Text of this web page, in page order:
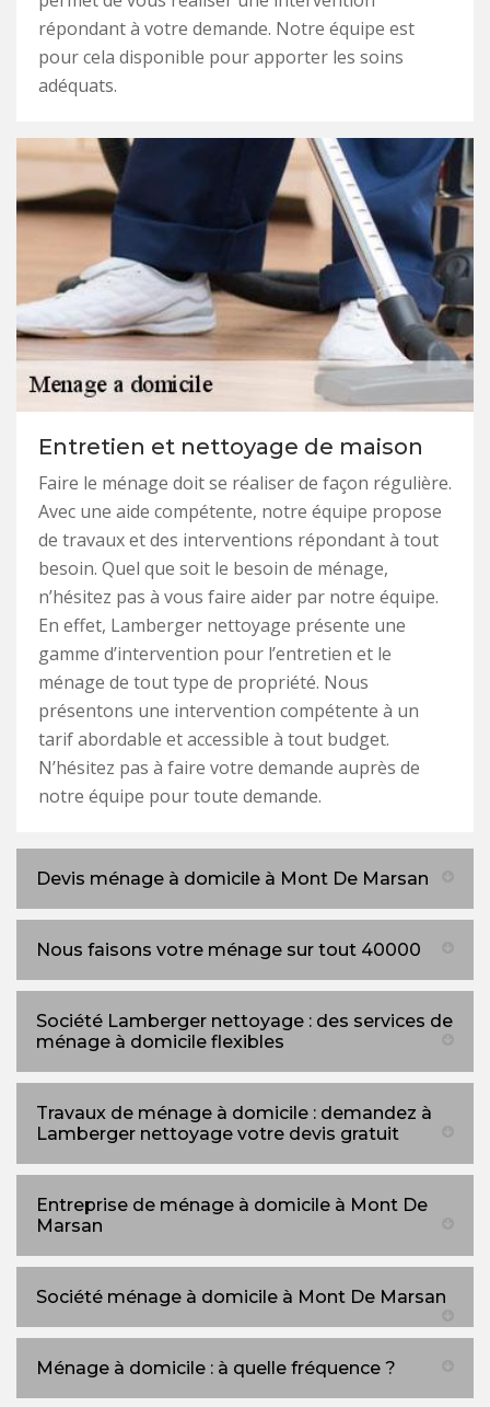
répondant à votre demande. Notre équipe est
pour cela disponible pour apporter les soins
adéquats.
Entretien et nettoyage de maison
Faire le ménage doit se réaliser de façon régulière.
Avec une aide compétente, notre équipe propose
de travaux et des interventions répondant à tout
besoin. Quel que soit le besoin de ménage,
n’hésitez pas à vous faire aider par notre équipe.
En effet, Lamberger nettoyage présente une
gamme d’intervention pour l’entretien et le
ménage de tout type de propriété. Nous
présentons une intervention compétente à un
tarif abordable et accessible à tout budget.
N’hésitez pas à faire votre demande auprès de
notre équipe pour toute demande.
Devis ménage à domicile à Mont De Marsan
Nous faisons votre ménage sur tout 40000
Société Lamberger nettoyage : des services de
ménage à domicile flexibles
Travaux de ménage à domicile : demandez à
Lamberger nettoyage votre devis gratuit
Entreprise de ménage à domicile à Mont De
Marsan
Société ménage à domicile à Mont De Marsan
Ménage à domicile : à quelle fréquence ?